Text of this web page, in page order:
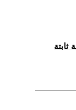
ثابتة